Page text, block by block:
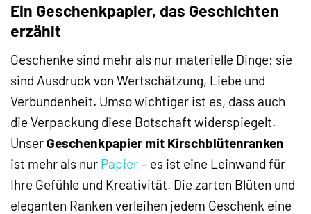
Ein Geschenkpapier, das Geschichten
erzählt
Geschenke sind mehr als nur materielle Dinge; sie
sind Ausdruck von Wertschätzung, Liebe und
Verbundenheit. Umso wichtiger ist es, dass auch
die Verpackung diese Botschaft widerspiegelt.
UnserGeschenkpapier mit Kirschblütenranken
ist mehr als nur Papier– es ist eine Leinwand für
Ihre Gefühle und Kreativität. Die zarten Blüten und
eleganten Ranken verleihen jedem Geschenk eine